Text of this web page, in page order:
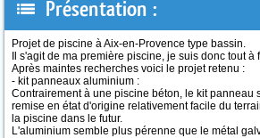
Présentation :
Projet de piscine à Aix-en-Provence type bassin.
Il s'agit de ma première piscine, je suis donc tout
Après maintes recherches voici le projet retenu :
- kit panneaux aluminium :
Contrairement à une piscine béton, le kit panneau
remise en état d'origine relativement facile du
la piscine dans le futur.
L'aluminium semble plus pérenne que le métal